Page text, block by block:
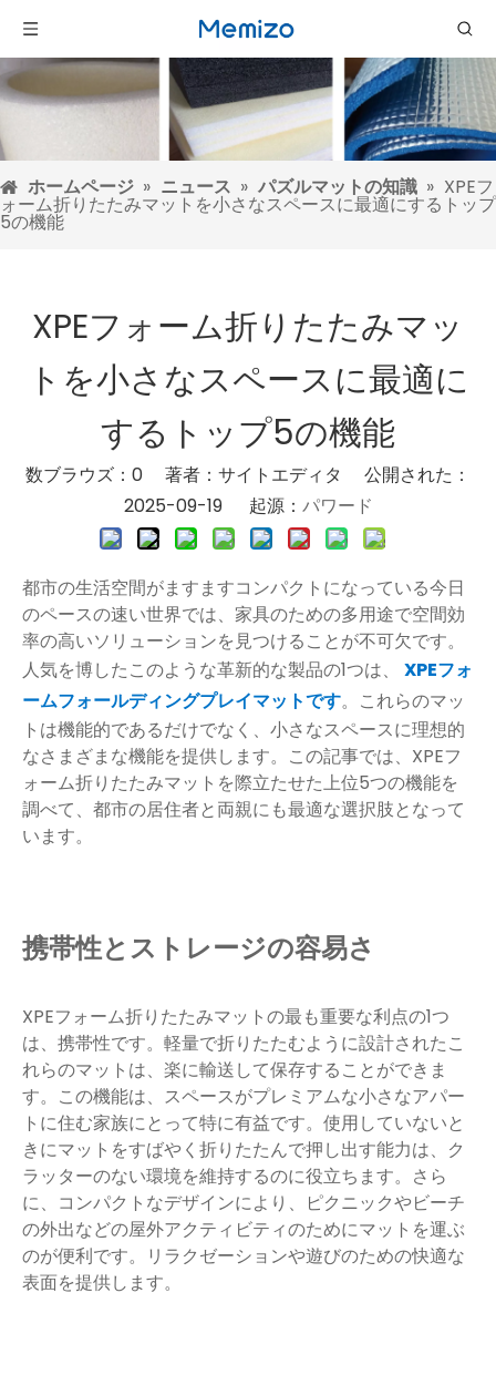
ホームページ » ニュース » パズルマットの知識 » XPEフ
ォーム折りたたみマットを小さなスペースに最適にするトップ
5の機能
XPEフォーム折りたたみマッ
トを小さなスペースに最適に
するトップ5の機能
数ブラウズ： 0 著者：サイトエディタ 公開された：
2025-09-19 起源： パワード
都市の生活空間がますますコンパクトになっている今日
のペースの速い世界では、家具のための多用途で空間効
率の高いソリューションを見つけることが不可欠です。
人気を博したこのような革新的な製品の1つは、 XPEフォ
ームフォールディングプレイマットです。これらのマッ
トは機能的であるだけでなく、小さなスペースに理想的
なさまざまな機能を提供します。この記事では、XPEフ
ォーム折りたたみマットを際立たせた上位5つの機能を
調べて、都市の居住者と両親にも最適な選択肢となって
います。
携帯性とストレージの容易さ
XPEフォーム折りたたみマットの最も重要な利点の1つ
は、携帯性です。軽量で折りたたむように設計されたこ
れらのマットは、楽に輸送して保存することができま
す。この機能は、スペースがプレミアムな小さなアパー
トに住む家族にとって特に有益です。使用していないと
きにマットをすばやく折りたたんで押し出す能力は、ク
ラッターのない環境を維持するのに役立ちます。さら
に、コンパクトなデザインにより、ピクニックやビーチ
の外出などの屋外アクティビティのためにマットを運ぶ
のが便利です。リラクゼーションや遊びのための快適な
表面を提供します。